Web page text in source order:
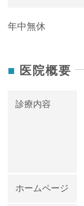
年中無休
医院概要
診療内容
ホームページ